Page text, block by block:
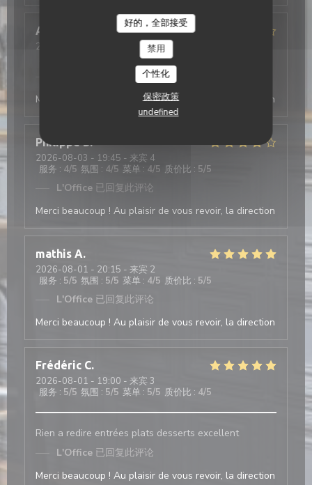
好的，全部接受
禁用
个性化
保密政策
undefined
Antonio
2026-08-03
- 19:30 - 来宾 2
菜单:5/5 质价比
已回复此评论
Merci beaucoup ! Au plaisir de vous revoir, la direction
Philippe D
2026-08-03 - 19:45 - 来宾 4
服务 : 4/5 氛围 : 4/5 菜单 : 4/5 质价比 : 5/5
L'Office 已回复此评论
Merci beaucoup ! Au plaisir de vous revoir, la direction
mathis A
2026-08-01 - 20:15 - 来宾 2
服务 : 5/5 氛围 : 5/5 菜单 : 4/5 质价比 : 5/5
L'Office 已回复此评论
Merci beaucoup ! Au plaisir de vous revoir, la direction
Frédéric C
2026-08-01 - 19:00 - 来宾 3
服务 : 5/5 氛围 : 5/5 菜单 : 5/5 质价比 : 4/5
Rien a redire entrées plats desserts excellent
L'Office 已回复此评论
Merci beaucoup ! Au plaisir de vous revoir, la direction